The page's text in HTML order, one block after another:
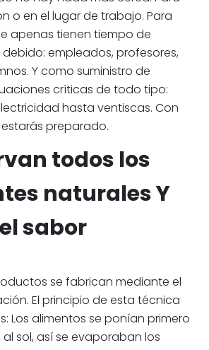
o en el lugar de trabajo. Para
apenas tienen tiempo de
empleados, profesores,
Y como suministro de
críticas de todo tipo:
hasta ventiscas. Con
preparado.
todos los
naturales Y
sabor
se fabrican mediante el
El principio de esta técnica
Los alimentos se ponían primero
sol, así se evaporaban los